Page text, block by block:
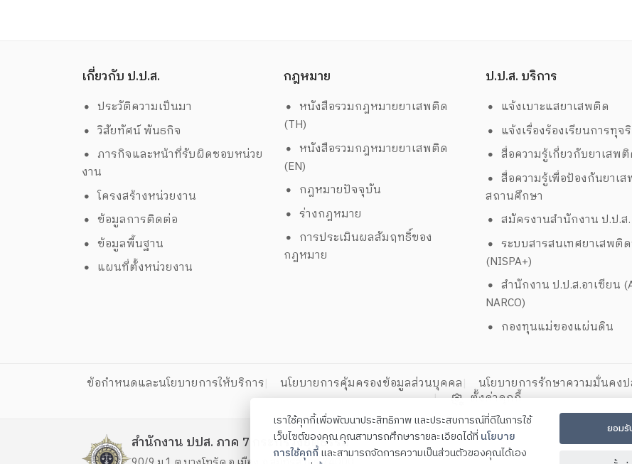
เกี่ยวกับ ป.ป.ส.
ประวัติความเป็นมา
วิสัยทัศน์ พันธกิจ
ภารกิจและหน้าที่รับผิดชอบหน่วย
งาน
โครงสร้างหน่วยงาน
ข้อมูลการติดต่อ
ข้อมูลพื้นฐาน
แผนที่ตั้งหน่วยงาน
กฎหมาย
หนังสือรวมกฎหมายยาเสพติด
(TH)
หนังสือรวมกฎหมายยาเสพติด
(EN)
กฎหมายปัจจุบัน
ร่างกฎหมาย
การประเมินผลสัมฤทธิ์ของ
กฎหมาย
ป.ป.ส. บริการ
แจ้งเบาะแสยาเสพติด
แจ้งเรื่องร้องเรียนการทุจ
สื่อความรู้เกี่ยวกับยาเสพ
สื่อความรู้เพื่อป้องกันยาเ
สถานศึกษา
สมัครงานสำนักงาน ป.ป.ส.
ระบบสารสนเทศยาเสพติ
(NISPA+)
สำนักงาน ป.ป.ส.อาเซียน
NARCO)
กองทุนแม่ของแผ่นดิน
ข้อกำหนดและนโยบายการให้บริการ นโยบายการคุ้มครองข้อมูลส่วนบุคคล นโยบายการรักษาความมั่นคง
ตั้งค่าคุกกี้
สำนักงาน ปปส. ภาค 7 กระทรวงยุติธรรม
เราใช้คุกกี้เพื่อพัฒนาประสิทธิภาพ และประสบการณ์ที่ดีในการใช้
เว็บไซต์ของคุณ คุณสามารถศึกษารายละเอียดได้ที่ นโยบาย
การใช้คุกกี้และสามารถจัดการความเป็นส่วนตัวของคุณได้เอง
ยอมรั